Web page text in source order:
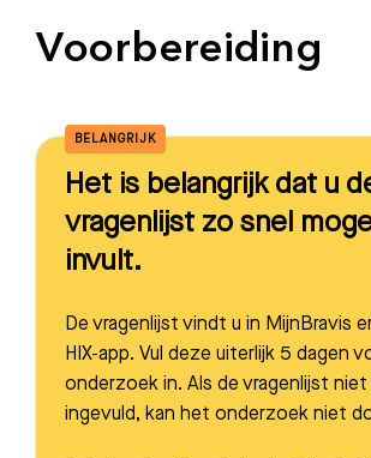
Voorbereiding
BELANGRIJK
Het is belangrijk dat u
vragenlijst zo snel
invult.
De vragenlijst vindt u in MijnBravis
HIX-app. Vul deze uiterlijk 5 dagen
onderzoek in. AIs de vragenlijst niet
ingevuld, kan het onderzoek niet